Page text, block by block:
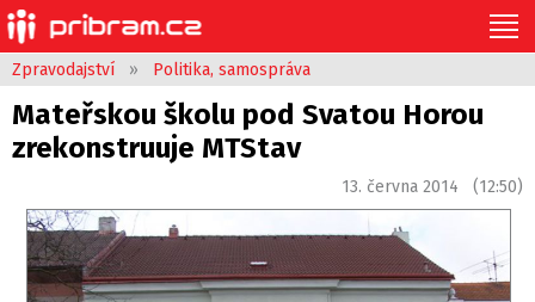
Zpravodajství » Politika, samospráva
Mateřskou školu pod Svatou Horou
zrekonstruuje MTStav
13. června 2014 (12:50)